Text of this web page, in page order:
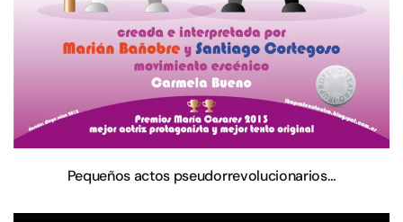
Pequeños actos pseudorrevolucionarios…